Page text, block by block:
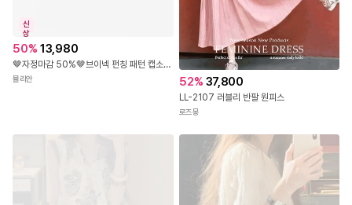
신
상
50% 13,980
🤎자정마감 50%🤎브이넥 펀칭 패턴 캡소매 니트탑
뮬리안 52% 37,800
LL-2107 러블리 반팔 원피스
로즈몽